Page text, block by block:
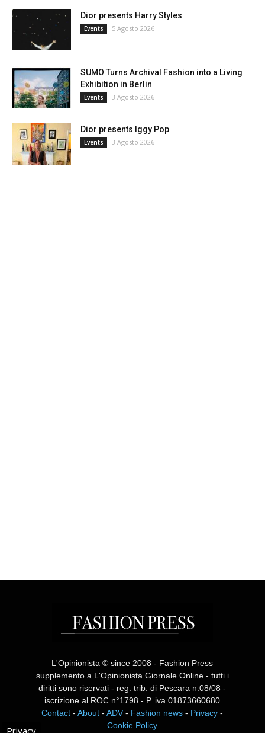
Dior presents Harry Styles
Events 5 Agosto 2026
SUMO Turns Archival Fashion into a Living
Exhibition in Berlin
Events 3 Agosto 2026
Dior presents Iggy Pop
Events 3 Agosto 2026
L'Opinionista © since 2008 - Fashion Press
supplemento a L'Opinionista Giornale Online - tutti i
diritti sono riservati - reg. trib. di Pescara n.08/08 -
iscrizione al ROC n°1798 - P. iva 01873660680
Contact -About -ADV - Fashion news - Privacy -
Cookie Policy
Privacy